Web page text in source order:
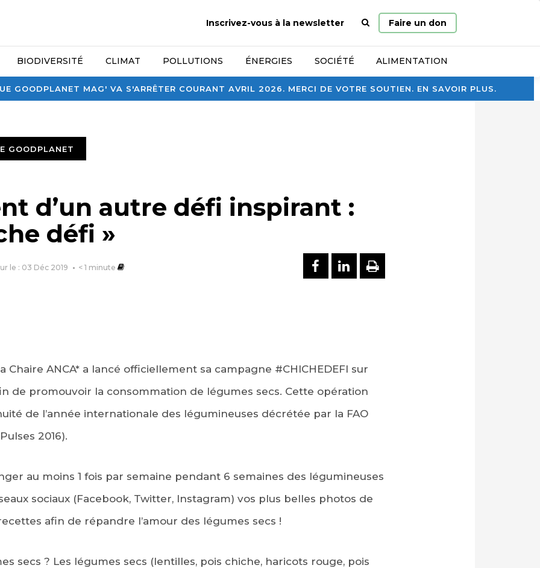
GOODPLANET MAG' VA S'ARRÊTER COURANT AVRIL 2026. MERCI DE VOTRE SOUTIEN. EN SAVOIR PLUS.
Inscrivez-vous à la newsletter
Page
d’accueil
Faire un don
BIODIVERSITÉ CLIMAT POLLUTIONS ÉNERGIES SOCIÉTÉ ALIMENTATION
GOODPLANET
d’un autre défi inspirant :
défi »
le : 03 Déc 2019 < 1 minute PARTAGER SUR FACEBOOK
PARTAGER SUR
IMPRIMER
Chaire ANCA* a lancé officiellement sa campagne #CHICHEDEFI sur
de promouvoir la consommation de légumes secs. Cette opération
de l’année internationale des légumineuses décrétée par la FAO
2016).
au moins 1 fois par semaine pendant 6 semaines des légumineuses
sociaux (Facebook, Twitter, Instagram) vos plus belles photos de
afin de répandre l’amour des légumes secs !
secs ? Les légumes secs (lentilles, pois chiche, haricots rouge, pois